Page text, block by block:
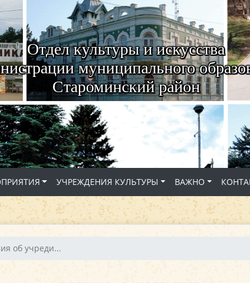
Отдел культуры и искусства
муниципального
Староминский район
УЧРЕЖДЕНИЯ КУЛЬТУРЫ ВАЖНО
об учреди...